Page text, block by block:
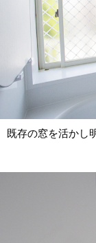
既存の窓を活かし